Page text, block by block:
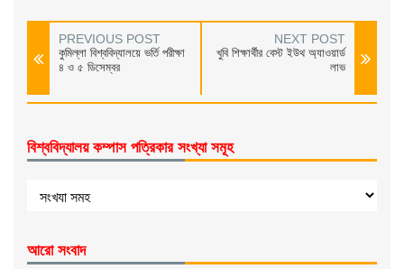
PREVIOUS POST
কুমিল্লা বিশ্ববিদ্যালয়ে ভর্তি পরীক্ষা
৪ ও ৫ ডিসেম্বর
NEXT POST
খুবি শিক্ষার্থীর বেস্ট ইউথ অ্যাওয়ার্ড
লাভ
বিশ্ববিদ্যালয় কম্পাস পত্রিকার সংখ্যা সমূহ
আরো সংবাদ